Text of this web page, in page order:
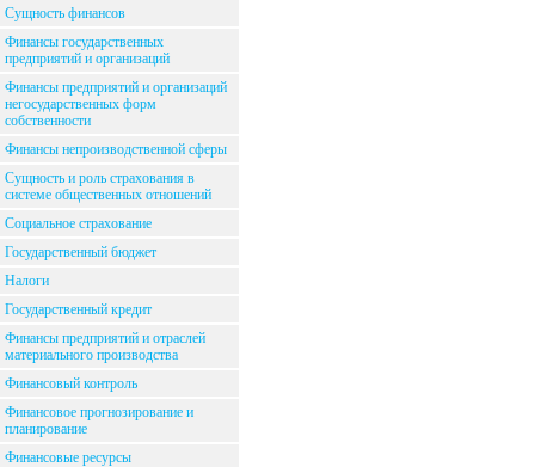
Сущность финансов
Финансы государственных
предприятий и организаций
Финансы предприятий и организаций
негосударственных форм
собственности
Финансы непроизводственной сферы
Сущность и роль страхования в
системе общественных отношений
Социальное страхование
Государственный бюджет
Налоги
Государственный кредит
Финансы предприятий и отраслей
материального производства
Финансовый контроль
Финансовое прогнозирование и
планирование
Финансовые ресурсы